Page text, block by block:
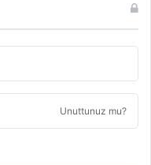
Unuttunuz mu?